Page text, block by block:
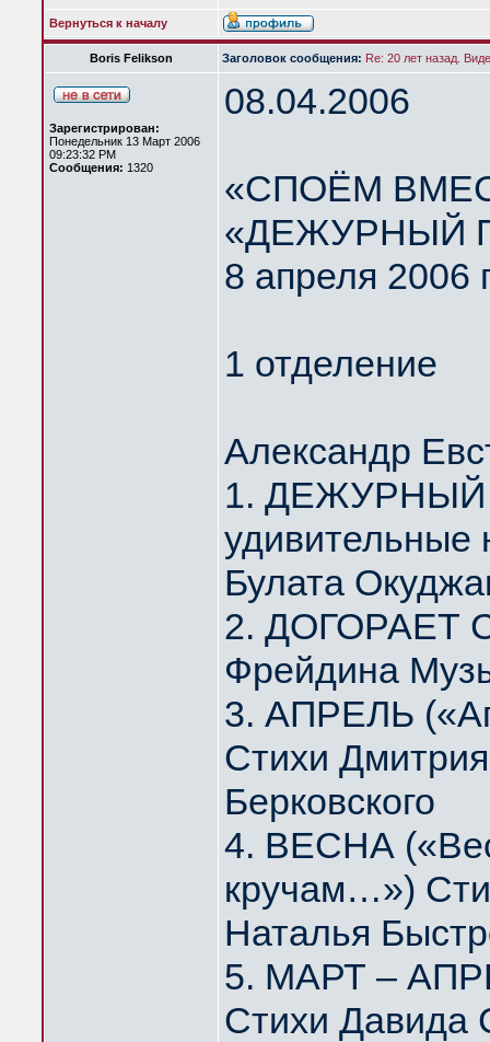
Вернуться к началу
Boris Felikson Заголовок сообщения: Re: 20 лет назад.
Зарегистрирован:
Понедельник 13 Март 2006
09:23:32 PM
Сообщения: 1320
08.04.2006
«СПОЁМ
«ДЕЖУРНЫЙ
8 апреля 2006
1 отделение
Александр
1. ДЕЖУРНЫЙ
Булата
2. ДОГОРАЕТ
Фрейдина
3. АПРЕЛЬ
Стихи
Берковского
4. ВЕСНА
кручам…»)
Наталья
5. МАРТ –
Стихи Давида